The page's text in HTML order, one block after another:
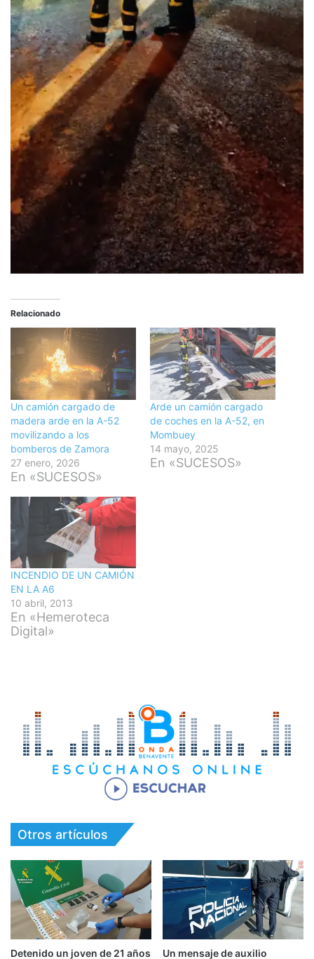
Relacionado
Un camión cargado de
madera arde en la A-52
movilizando a los
bomberos de Zamora
27 enero, 2026
En «SUCESOS»
Arde un camión cargado
de coches en la A-52, en
Mombuey
14 mayo, 2025
En «SUCESOS»
INCENDIO DE UN CAMIÓN
EN LA A6
10 abril, 2013
En «Hemeroteca
Digital»
Otros artículos
Detenido un joven de 21 años Un mensaje de auxilio